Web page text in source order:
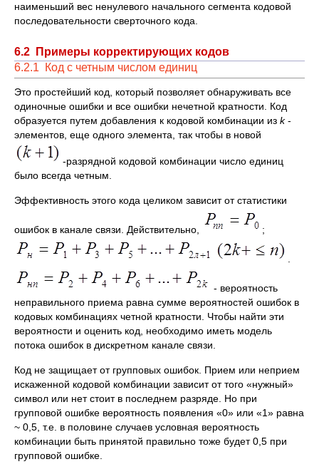
наименьший вес ненулевого начального сегмента кодовой
последовательности сверточного кода.
6.2 Примеры корректирующих кодов
6.2.1 Код с четным числом единиц
Это простейший код, который позволяет обнаруживать все
одиночные ошибки и все ошибки нечетной кратности. Код
образуется путем добавления к кодовой комбинации из k-
элементов, еще одного элемента, так чтобы в новой
-разрядной кодовой комбинации число единиц
было всегда четным.
Эффективность этого кода целиком зависит от статистики
ошибок в канале связи. Действительно, ;
- вероятность
неправильного приема равна сумме вероятностей ошибок в
кодовых комбинациях четной кратности. Чтобы найти эти
вероятности и оценить код, необходимо иметь модель
потока ошибок в дискретном канале связи.
Код не защищает от групповых ошибок. Прием или неприем
искаженной кодовой комбинации зависит от того «нужный»
символ или нет стоит в последнем разряде. Но при
групповой ошибке вероятность появления «0» или «1» равна
~ 0,5, т.е. в половине случаев условная вероятность
комбинации быть принятой правильно тоже будет 0,5 при
групповой ошибке.